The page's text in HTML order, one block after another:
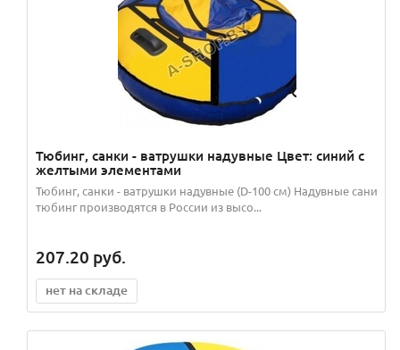
Тюбинг, санки - ватрушки надувные Цвет: синий с
желтыми элементами
Тюбинг, санки - ватрушки надувные (D-100 см) Надувные сани
тюбинг производятся в России из высо...
207.20 руб.
нет на складе